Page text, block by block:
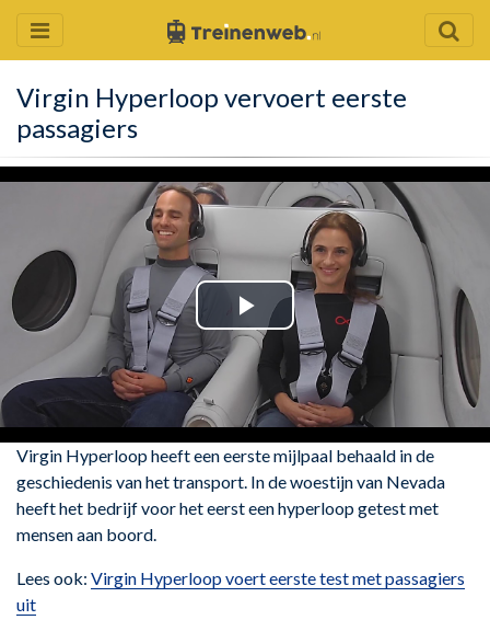
Virgin Hyperloop vervoert eerste
passagiers
Play
Video
Virgin Hyperloop heeft een eerste mijlpaal behaald in de
geschiedenis van het transport. In de woestijn van Nevada
heeft het bedrijf voor het eerst een hyperloop getest met
mensen aan boord.
Lees ook: Virgin Hyperloop voert eerste test met passagiers
uit